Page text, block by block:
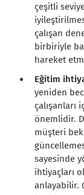
çeşitli
çalışan
birbiriyle
hareket
Eğitim
yeniden
çalışanları
önemlidir.
müşteri
sayesinde
ihtiyaçları
anlayabilir.